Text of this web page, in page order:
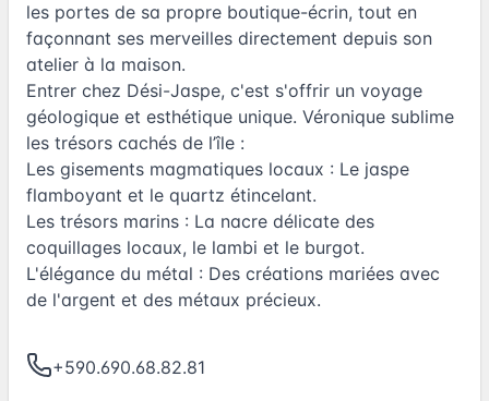
les portes de sa propre boutique-écrin, tout en
façonnant ses merveilles directement depuis son
atelier à la maison.
Entrer chez Dési-Jaspe, c'est s'offrir un voyage
géologique et esthétique unique. Véronique sublime
les trésors cachés de l’île :
Les gisements magmatiques locaux : Le jaspe
flamboyant et le quartz étincelant.
Les trésors marins : La nacre délicate des
coquillages locaux, le lambi et le burgot.
L'élégance du métal : Des créations mariées avec
de l'argent et des métaux précieux.
+590.690.68.82.81